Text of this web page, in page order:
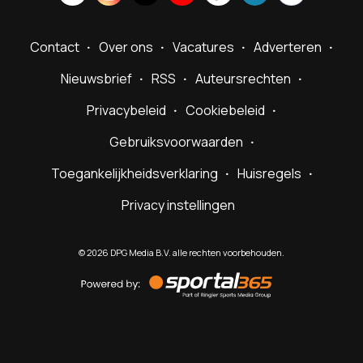
Contact Over ons Vacatures
Adverteren
Nieuwsbrief
RSS
Auteursrechten
Privacybeleid
Cookiebeleid
Gebruiksvoorwaarden
Toegankelijkheidsverklaring
Huisregels
Privacy instellingen
©2026 DPG Media B.V. alle rechten voorbehouden.
by
Sportal365